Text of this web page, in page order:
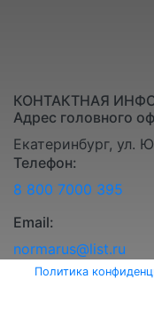
КОНТАКТНАЯ
Адрес головного
Екатеринбург, ул.
Телефон:
8 800 7000 395
Email:
normarus@list.ru
Политика